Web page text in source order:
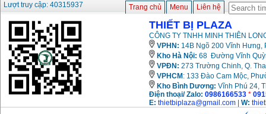
Lượt truy cập: 40315937
Trang chủ Menu Liên hệ
THIẾT BỊ PLAZA
CÔNG TY TNHH MINH THIÊN
VPHN: 14B Ngõ 200 Vĩnh Hưng,
Kho Hà Nội: 68 Đường Vĩnh
VPĐN: 273 Trường Chinh, Q.
VPHCM : 133 Đào Cam Mộc,
Kho Bình Dương: Vĩnh Phú 24,
Điện thoại/ Zalo: 0986166533 *
E: thietbiplaza@gmail.com W: